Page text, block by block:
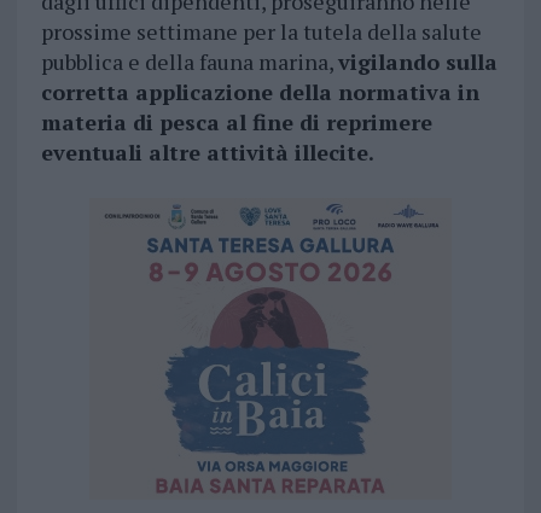
prossime settimane per la tutela della salute
pubblica e della fauna marina,vigilando sulla
corretta applicazione della normativa in
materia di pesca al fine di reprimere
eventuali altre attività illecite.